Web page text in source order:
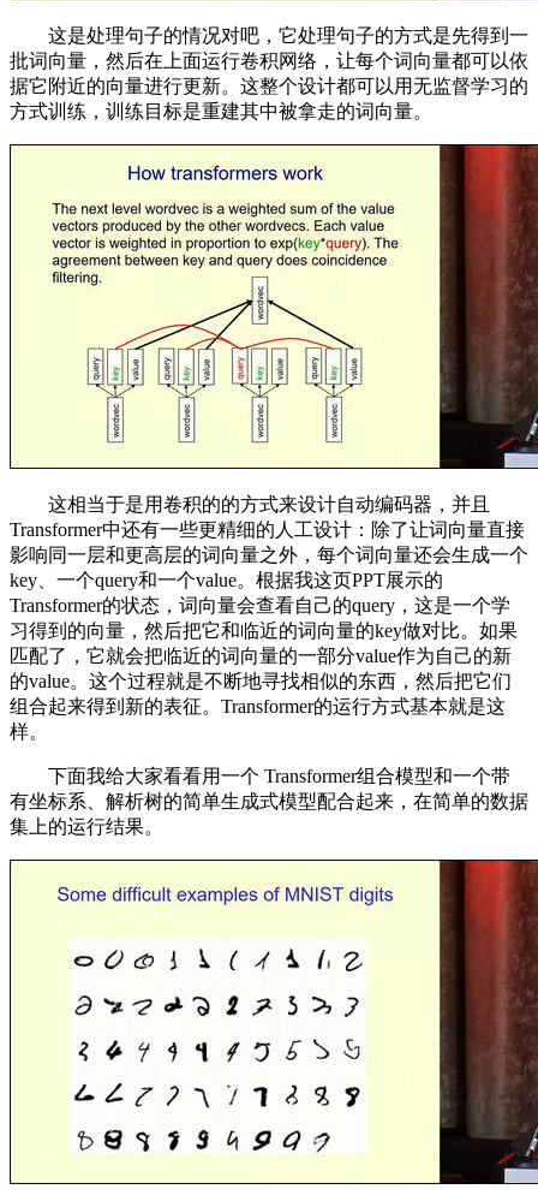
这是处理句子的情况对吧，它处理句子的方式是先得到一
批词向量，然后在上面运行卷积网络，让每个词向量都可以依
据它附近的向量进行更新。这整个设计都可以用无监督学习的
方式训练，训练目标是重建其中被拿走的词向量。
这相当于是用卷积的的方式来设计自动编码器，并且
Transformer中还有一些更精细的人工设计：除了让词向量直接
影响同一层和更高层的词向量之外，每个词向量还会生成一个
key、一个query和一个value。根据我这页PPT展示的
Transformer的状态，词向量会查看自己的query，这是一个学
习得到的向量，然后把它和临近的词向量的key做对比。如果
匹配了，它就会把临近的词向量的一部分value作为自己的新
的value。这个过程就是不断地寻找相似的东西，然后把它们
组合起来得到新的表征。Transformer的运行方式基本就是这
样。
下面我给大家看看用一个 Transformer组合模型和一个带
有坐标系、解析树的简单生成式模型配合起来，在简单的数据
集上的运行结果。